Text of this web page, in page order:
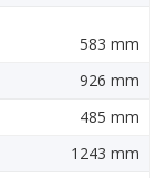
583 mm
926 mm
485 mm
1243 mm